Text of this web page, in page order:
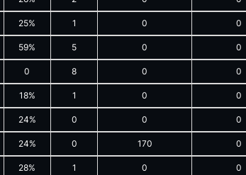
25% 1 0 0
59% 5 0 0
0 8 0 0
18% 1 0 0
24% 0 0 0
24% 0 170 0
28% 1 0 0